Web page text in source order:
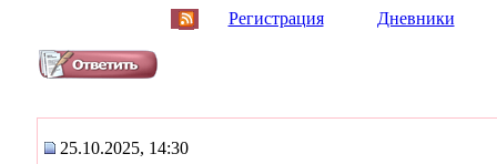
Регистрация Дневники
25.10.2025, 14:30